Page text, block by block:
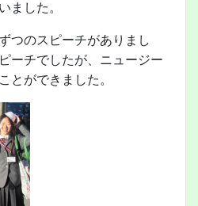
ました。
つのスピーチがありまし
ーチでしたが、ニュージー
とができました。